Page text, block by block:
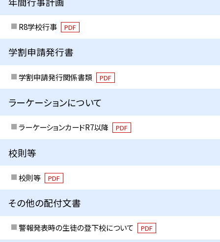
R8学校行事 PDF
学割申請発行書
学割申請発行関係書類 PDF
ラーケーションについて
ラーケーションカードR7以降 PDF
校則等
校則等 PDF
その他の配付文書
警報発表時の生徒の登下校について PDF